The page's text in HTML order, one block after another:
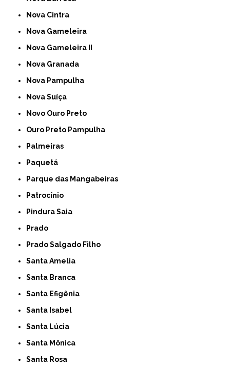
Nova Cintra
Nova Gameleira
Nova Gameleira II
Nova Granada
Nova Pampulha
Nova Suíça
Novo Ouro Preto
Ouro Preto Pampulha
Palmeiras
Paquetá
Parque das Mangabeiras
Patrocínio
Pindura Saia
Prado
Prado Salgado Filho
Santa Amelia
Santa Branca
Santa Efigênia
Santa Isabel
Santa Lúcia
Santa Mônica
Santa Rosa